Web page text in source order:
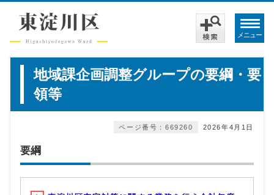
メニュー
地域課企画調整グループの要綱・要
領等
2026年4月1日
ページ番号：669260
要綱